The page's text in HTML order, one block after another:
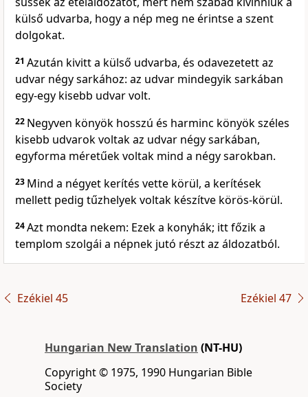
külső udvarba, hogy a nép meg ne érintse a szent
dolgokat.
21 Azután kivitt a külső udvarba, és odavezetett az
udvar négy sarkához: az udvar mindegyik sarkában
egy-egy kisebb udvar volt.
22 Negyven könyök hosszú és harminc könyök széles
kisebb udvarok voltak az udvar négy sarkában,
egyforma méretűek voltak mind a négy sarokban.
23 Mind a négyet kerítés vette körül, a kerítések
mellett pedig tűzhelyek voltak készítve körös-körül.
24Azt mondta nekem: Ezek a konyhák; itt főzik a
templom szolgái a népnek jutó részt az áldozatból.
Ezékiel 45 Ezékiel 47
Hungarian New Translation (NT-HU)
Copyright © 1975, 1990 Hungarian Bible
Society